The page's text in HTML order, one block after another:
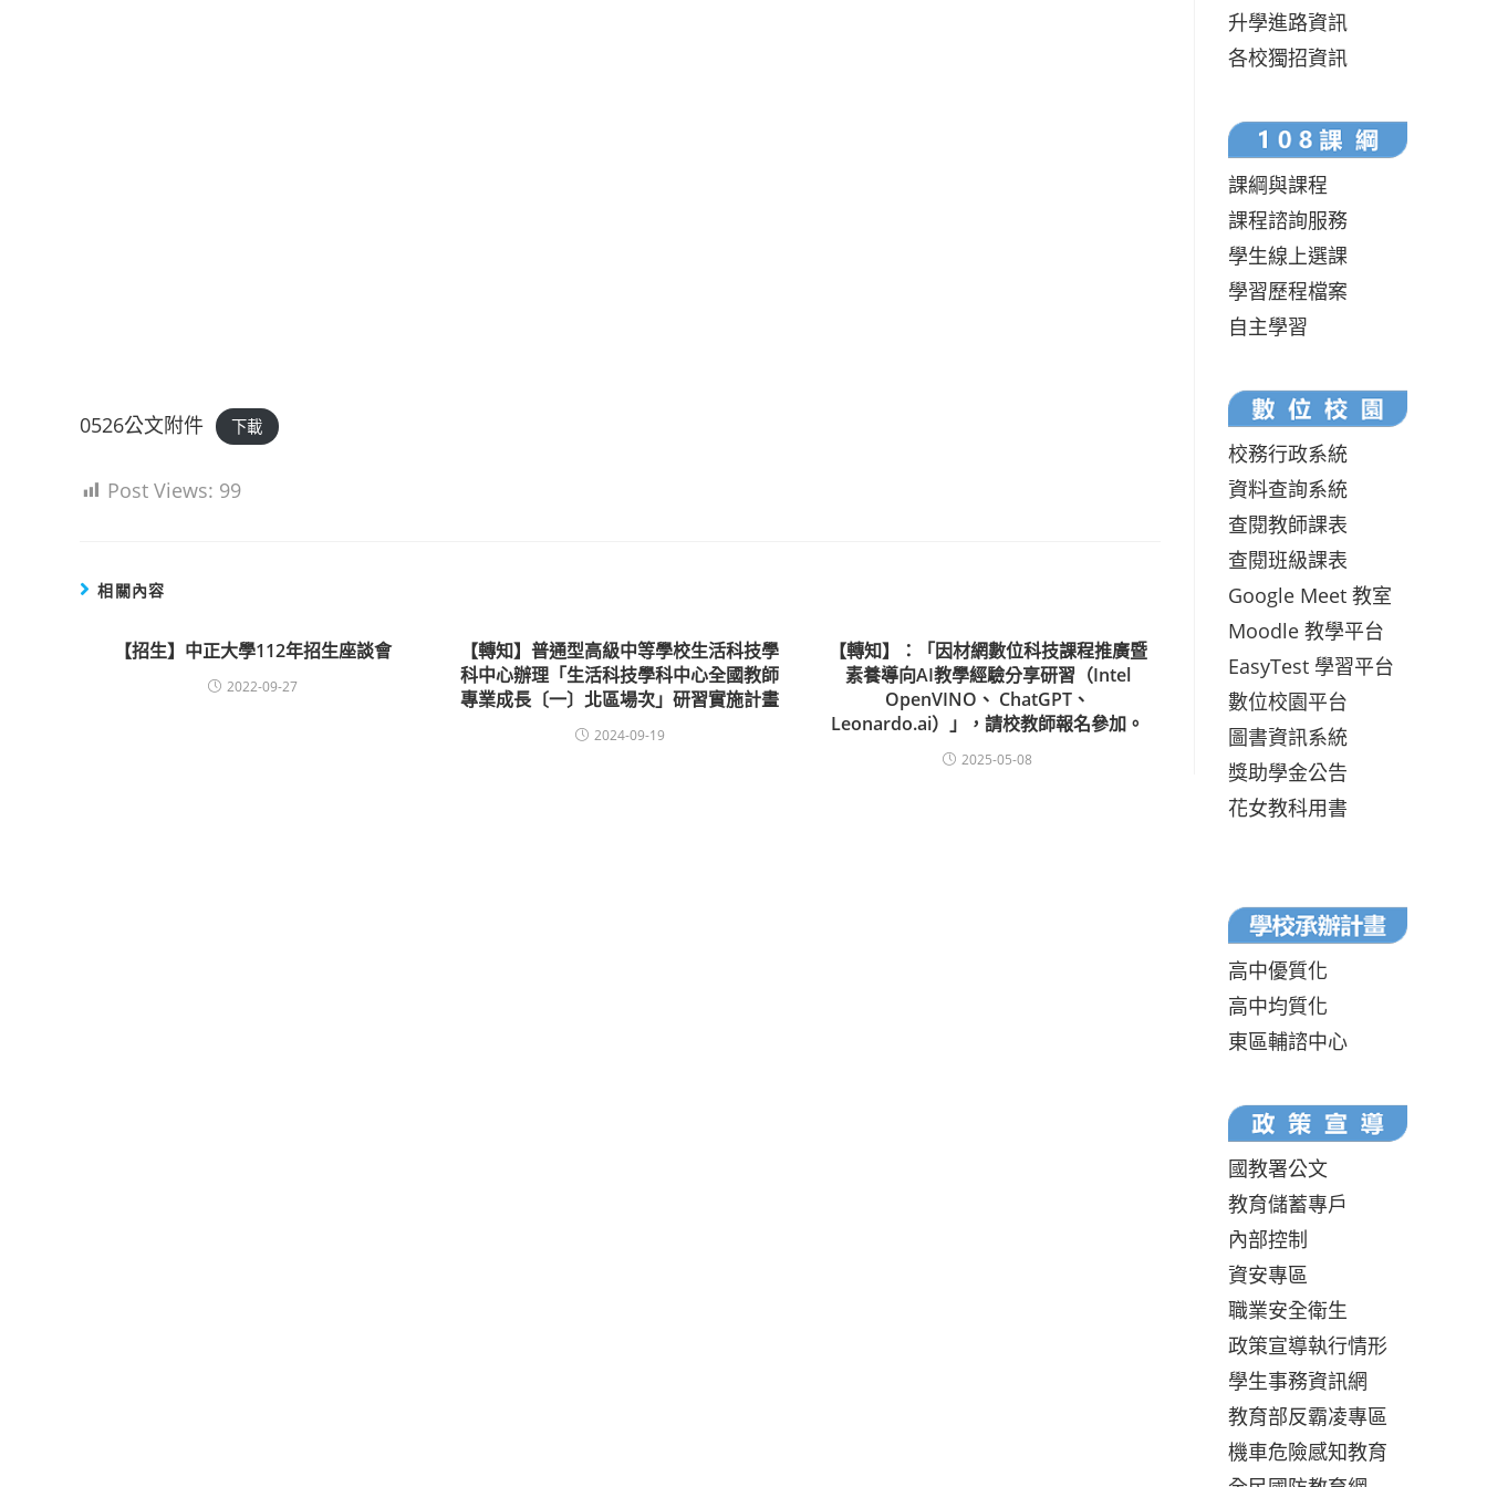
0526公文附件 下載
Post Views: 99
相關內容
【招生】中正大學112年招生座談會
2022-09-27
【轉知】普通型高級中等學校生活科技學
科中心辦理「生活科技學科中心全國教師
專業成長〔一〕北區場次」研習實施計畫
2024-09-19
【轉知】：「因材網數位科技課程推廣暨
素養導向AI教學經驗分享研習（Intel
OpenVINO、 ChatGPT、
Leonardo.ai）」，請校教師報名參加。
2025-05-08
升學進路資訊
各校獨招資訊
課綱與課程
課程諮詢服務
學生線上選課
學習歷程檔案
自主學習
校務行政系統
資料查詢系統
查閱教師課表
查閱班級課表
Google Meet 教室
Moodle 教學平台
EasyTest 學習平台
數位校園平台
圖書資訊系統
獎助學金公告
花女教科用書
高中優質化
高中均質化
東區輔諮中心
國教署公文
教育儲蓄專戶
內部控制
資安專區
職業安全衛生
政策宣導執行情形
學生事務資訊網
教育部反霸凌專區
機車危險感知教育